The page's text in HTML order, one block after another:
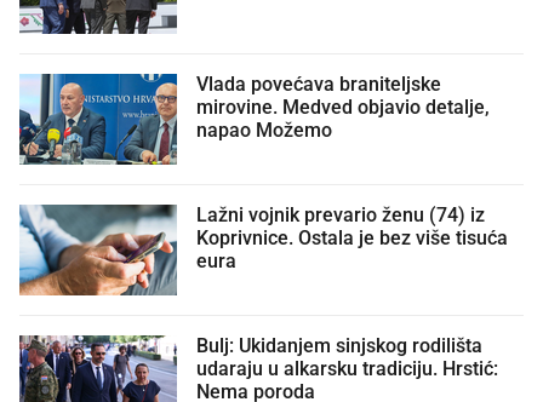
Vlada povećava braniteljske
mirovine. Medved objavio detalje,
napao Možemo
Lažni vojnik prevario ženu (74) iz
Koprivnice. Ostala je bez više tisuća
eura
Bulj: Ukidanjem sinjskog rodilišta
udaraju u alkarsku tradiciju. Hrstić:
Nema poroda